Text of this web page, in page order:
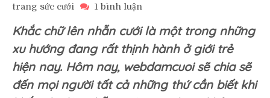
trang sức cưới
1 bình luận
thứ
cần
biết
khi
khắc
Khắc chữ lên nhẫn cưới là một trong những
xu hướng đang rất thịnh hành ở giới trẻ
hiện nay. Hôm nay, webdamcuoi sẽ chia sẽ
đến mọi người tất cả những thứ cần biết khi